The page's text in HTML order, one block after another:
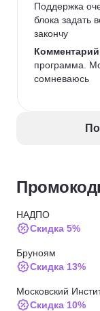
Поддержка
блока задать
закончу
программа.
сомневаюсь
НАДПО
Скидка 5%
Бруноям
Скидка 13%
Московский
Скидка 10%